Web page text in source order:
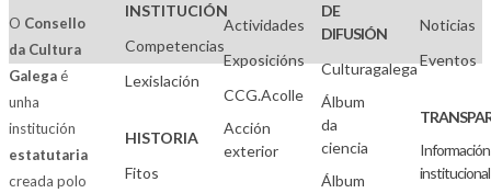
O Consello
da Cultura
Galegaé
unha
institución
estatutaria
creada polo
INSTITUCIÓN
Competencias
Lexislación
HISTORIA
Fitos
Actividades
Exposicións
CCG.Acolle
Acción
exterior
DE
DIFUSIÓN
Culturagalega
Álbum
da
ciencia
Álbum
Noticias
Eventos
Información
institucional